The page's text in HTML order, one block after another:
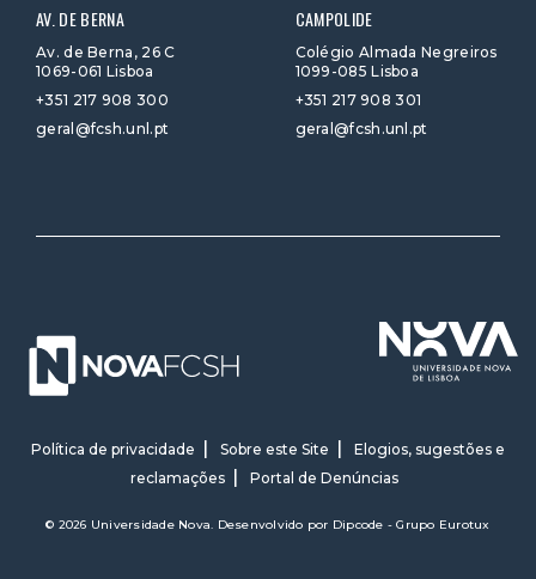
AV. DE BERNA
Av. de Berna, 26 C
1069-061 Lisboa
+351 217 908 300
geral@fcsh.unl.pt
CAMPOLIDE
Colégio Almada Negreiros
1099-085 Lisboa
+351 217 908 301
geral@fcsh.unl.pt
Política de privacidade Sobre este Site
Elogios, sugestões e
reclamações
Portal de Denúncias
© 2026 Universidade Nova. Desenvolvido por Dipcode - Grupo Eurotux